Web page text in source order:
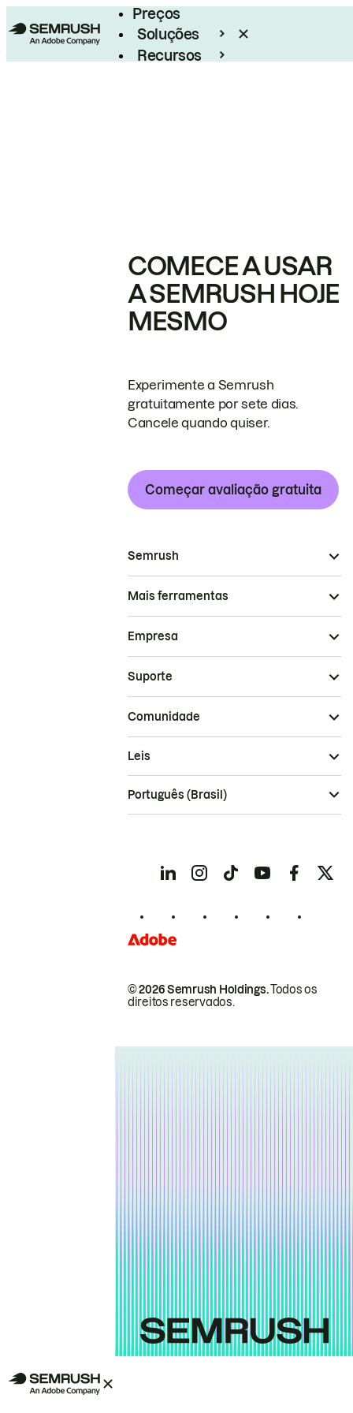
Preços
Soluções
Recursos
COMECE A USAR
A SEMRUSH HOJE
MESMO
Experimente a Semrush
gratuitamente por sete dias.
Cancele quando quiser.
Começar avaliação gratuita
Semrush
Mais ferramentas
Empresa
Suporte
Comunidade
© 2026 Semrush Holdings.Todos os
direitos reservados.
Leis
Português (Brasil)